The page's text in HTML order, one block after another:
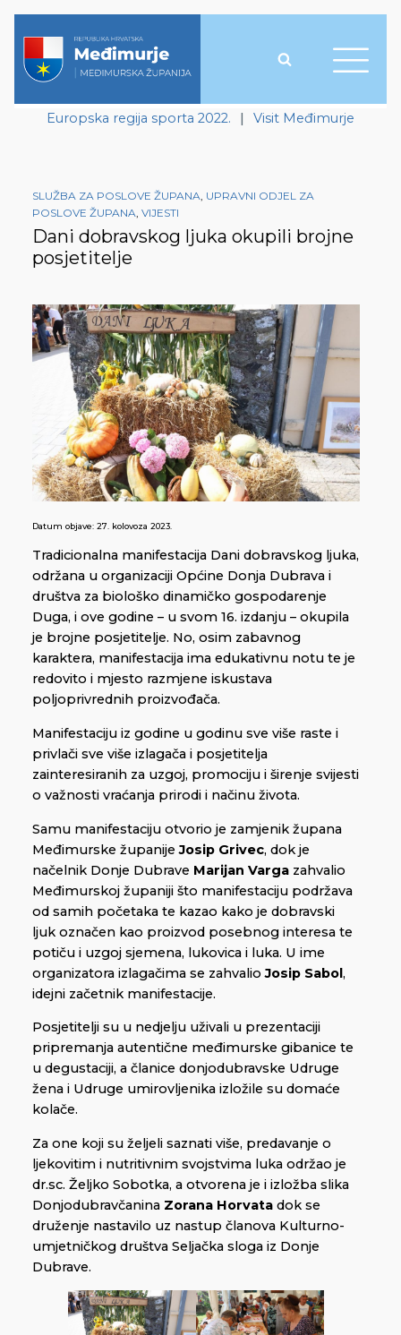
Europska regija sporta 2022. | Visit Međimurje
SLUŽBA ZA POSLOVE ŽUPANA, UPRAVNI ODJEL ZA
POSLOVE ŽUPANA, VIJESTI
Dani dobravskog ljuka okupili brojne
posjetitelje
Datum objave: 27. kolovoza 2023.
Tradicionalna manifestacija Dani dobravskog ljuka,
održana u organizaciji Općine Donja Dubrava i
društva za biološko dinamičko gospodarenje
Duga, i ove godine – u svom 16. izdanju – okupila
je brojne posjetitelje. No, osim zabavnog
karaktera, manifestacija ima edukativnu notu te je
redovito i mjesto razmjene iskustava
poljoprivrednih proizvođača.
Manifestaciju iz godine u godinu sve više raste i
privlači sve više izlagača i posjetitelja
zainteresiranih za uzgoj, promociju i širenje svijesti
o važnosti vraćanja prirodi i načinu života.
Samu manifestaciju otvorio je zamjenik župana
Međimurske županijeJosip Grivec, dok je
načelnik Donje Dubrave Marijan Varga zahvalio
Međimurskoj županiji što manifestaciju podržava
od samih početaka te kazao kako je dobravski
ljuk označen kao proizvod posebnog interesa te
potiču i uzgoj sjemena, lukovica i luka. U ime
organizatora izlagačima se zahvalioJosip Sabol,
idejni začetnik manifestacije.
Posjetitelji su u nedjelju uživali u prezentaciji
pripremanja autentične međimurske gibanice te
u degustaciji, a članice donjodubravske Udruge
žena i Udruge umirovljenika izložile su domaće
kolače.
Za one koji su željeli saznati više, predavanje o
ljekovitim i nutritivnim svojstvima luka održao je
dr.sc. Željko Sobotka, a otvorena je i izložba slika
Donjodubravčanina Zorana Horvata dok se
druženje nastavilo uz nastup članova Kulturno-
umjetničkog društva Seljačka sloga iz Donje
Dubrave.